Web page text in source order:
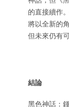
的直接續作
將以全新的
但未來仍有
結論
黑色神話：